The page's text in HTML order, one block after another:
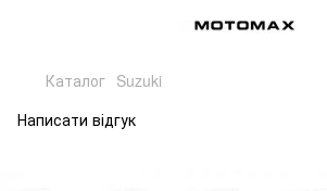
Каталог Suzuki
Написати відгук